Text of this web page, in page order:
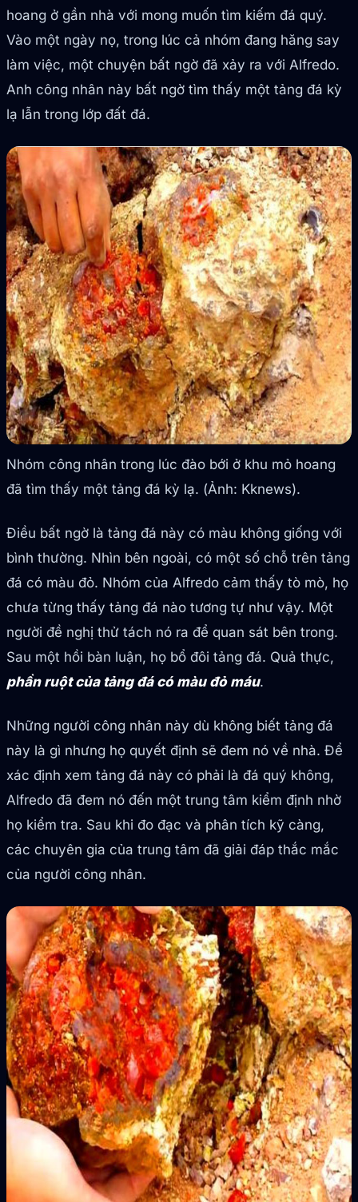
hoang ở gần nhà với mong muốn tìm kiếm đá quý.
Vào một ngày nọ, trong lúc cả nhóm đang hăng say
làm việc, một chuyện bất ngờ đã xảy ra với Alfredo.
Anh công nhân này bất ngờ tìm thấy một tảng đá kỳ
lạ lẫn trong lớp đất đá.
Nhóm công nhân trong lúc đào bới ở khu mỏ hoang
đã tìm thấy một tảng đá kỳ lạ. (Ảnh: Kknews).
Điều bất ngờ là tảng đá này có màu không giống với
bình thường. Nhìn bên ngoài, có một số chỗ trên tảng
đá có màu đỏ. Nhóm của Alfredo cảm thấy tò mò, họ
chưa từng thấy tảng đá nào tương tự như vậy. Một
người đề nghị thử tách nó ra để quan sát bên trong.
Sau một hồi bàn luận, họ bổ đôi tảng đá. Quả thực,
phần ruột của tảng đá có màu đỏ máu.
Những người công nhân này dù không biết tảng đá
này là gì nhưng họ quyết định sẽ đem nó về nhà. Để
xác định xem tảng đá này có phải là đá quý không,
Alfredo đã đem nó đến một trung tâm kiểm định nhờ
họ kiểm tra. Sau khi đo đạc và phân tích kỹ càng,
các chuyên gia của trung tâm đã giải đáp thắc mắc
của người công nhân.